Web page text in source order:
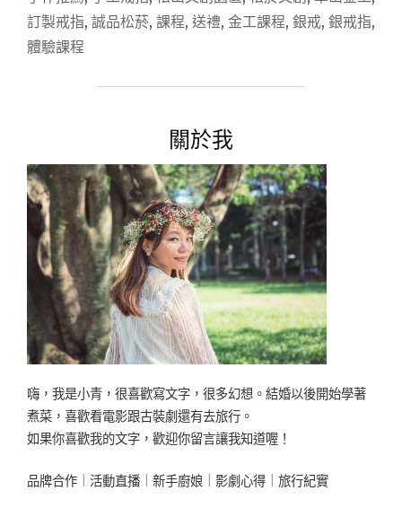
金
品
山
金
工
一
日
匠
初
體
驗，
為
自
製
工
訂製戒指, 誠品松菸, 課程, 送禮, 金工課程, 銀戒, 銀戒指,
體驗課程
關於我
嗨，我是小青，很喜歡寫文字，很多幻想。結婚以後開始學著
煮菜，喜歡看電影跟古裝劇還有去旅行。
如果你喜歡我的文字，歡迎你留言讓我知道喔！
品牌合作｜活動直播｜新手廚娘｜影劇心得｜旅行紀實